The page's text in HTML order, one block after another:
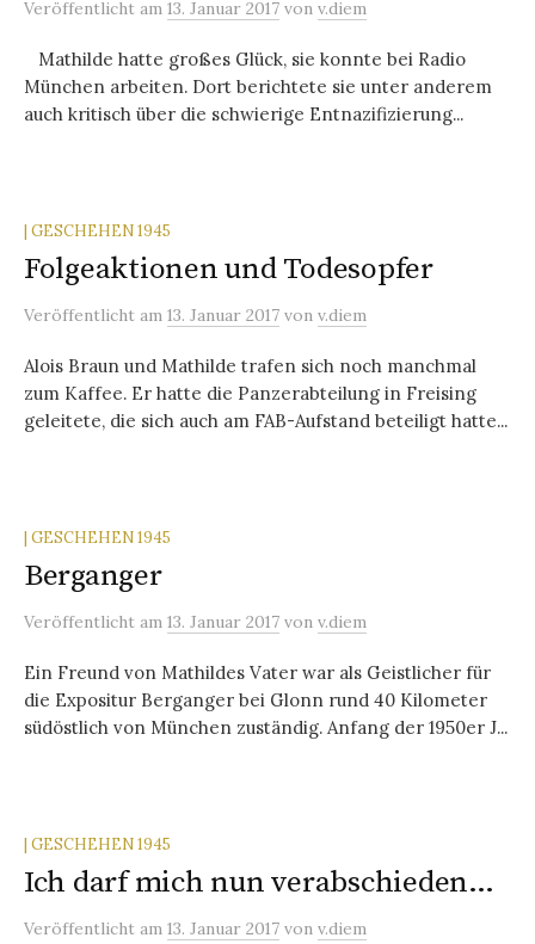
Veröffentlicht am 13. Januar 2017 von v.diem
Mathilde hatte großes Glück, sie konnte bei Radio
München arbeiten. Dort berichtete sie unter anderem
auch kritisch über die schwierige Entnazifizierung...
| GESCHEHEN 1945
Folgeaktionen und Todesopfer
Veröffentlicht am 13. Januar 2017 von v.diem
Alois Braun und Mathilde trafen sich noch manchmal
zum Kaffee. Er hatte die Panzerabteilung in Freising
geleitete, die sich auch am FAB-Aufstand beteiligt hatte...
| GESCHEHEN 1945
Berganger
Veröffentlicht am 13. Januar 2017 von v.diem
Ein Freund von Mathildes Vater war als Geistlicher für
die Expositur Berganger bei Glonn rund 40 Kilometer
südöstlich von München zuständig. Anfang der 1950er J...
| GESCHEHEN 1945
Ich darf mich nun verabschieden…
Veröffentlicht am 13. Januar 2017 von v.diem